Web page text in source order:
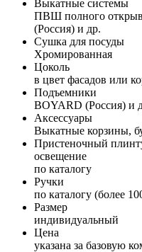
Выкатные системы
ПВШ полного
(Россия) и др.
Сушка для посуды
Хромированная
Цоколь
в цвет фасадов или
Подъемники
BOYARD (Россия) и
Аксессуары
Выкатные корзины,
Пристеночный
освещение
по каталогу
Ручки
по каталогу (более
Размер
индивидуальный
Цена
указана за базовую